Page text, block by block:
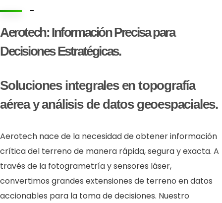
-
Aerotech: Información Precisa para
Decisiones Estratégicas.
Soluciones integrales en topografía
aérea y análisis de datos geoespaciales.
Aerotech nace de la necesidad de obtener información
crítica del terreno de manera rápida, segura y exacta. A
través de la fotogrametría y sensores láser,
convertimos grandes extensiones de terreno en datos
accionables para la toma de decisiones. Nuestro